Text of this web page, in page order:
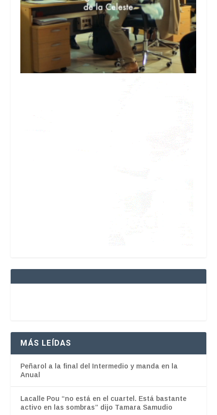
MÁS LEÍDAS
Peñarol a la final del Intermedio y manda en la
Anual
Lacalle Pou “no está en el cuartel. Está bastante
activo en las sombras” dijo Tamara Samudio